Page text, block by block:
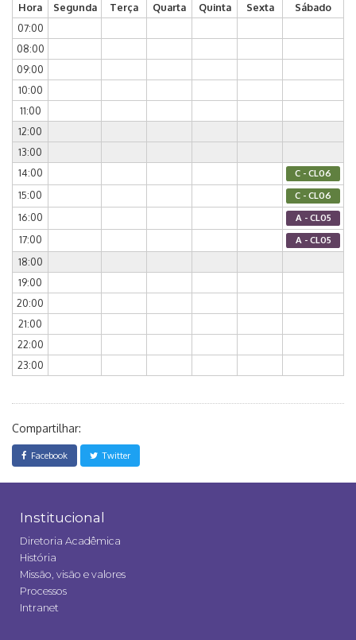
Hora Segunda Terça Quarta Quinta Sexta
Sábado
07:00
08:00
09:00
10:00
11:00
12:00
13:00
14:00
C - CL06
15:00 C - CL06
16:00 A - CL05
17:00 A - CL05
18:00
19:00
20:00
21:00
22:00
23:00
Compartilhar:
Facebook Twitter
Institucional
Diretoria Acadêmica
História
Missão, visão e valores
Processos
Intranet